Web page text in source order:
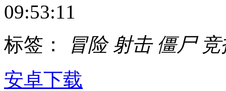
09:53:11
标签：
冒险 射击 僵尸
安卓下载